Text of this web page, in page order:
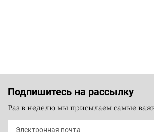
Подпишитесь на рассылку
Раз в неделю мы присылаем самые